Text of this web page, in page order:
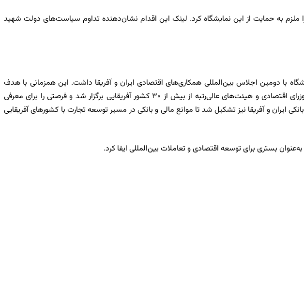
به حمایت از این نمایشگاه کرد. لینک این اقدام نشان‌دهنده تداوم سیاست‌های دولت شهید
با دومین اجلاس بین‌المللی همکاری‌های اقتصادی ایران و آفریقا داشت. این همزمانی با هدف
تقویت دیپلماسی اقتصادی و توسعه بازارهای صادراتی به ویژه در قاره آفریقا صورت گرفت.​ اجلاس مذکور با حضور وزرای اقتصادی و هیئت‌های عالی‌رتبه از بیش از ۳۰ کشور آفریقایی برگزار شد و فرصتی را برای معرفی
ایران و آفریقا نیز تشکیل شد تا موانع مالی و بانکی در مسیر توسعه تجارت با کشورهای آفریقایی
بستری برای توسعه اقتصادی و تعاملات بین‌المللی ایفا کرد.​